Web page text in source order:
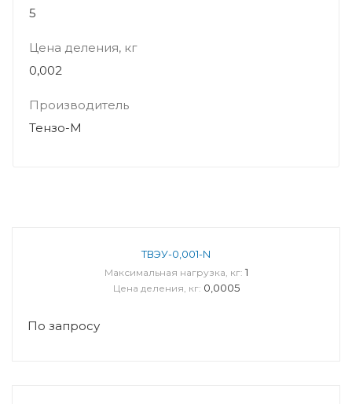
ТВЭУ-0,001-N
Максимальная нагрузка, кг: 1
Цена деления, кг: 0,0005
По запросу
5
Цена деления, кг
0,002
Производитель
Тензо-М